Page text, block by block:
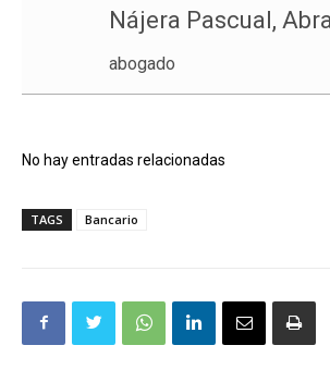
Nájera Pascual,
abogado
No hay entradas relacionadas
TAGS Bancario